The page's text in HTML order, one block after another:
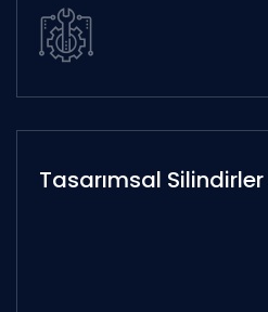
Tasarımsal Silindirler